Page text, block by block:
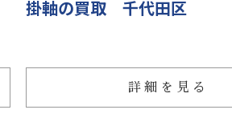
掛軸の買取 千代田区
詳細を見る